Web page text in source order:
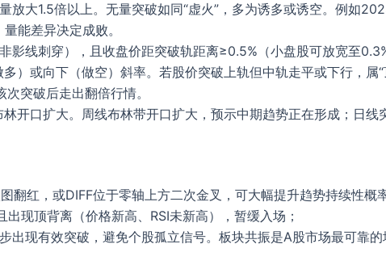
放大1.5倍以上。无量突破如同“虚火”，多为诱多或诱空。例如
能差异决定成败。
影线刺穿），且收盘价距突破轨距离≥0.5%（小盘股可放宽至
多）或向下（做空）斜率。若股价突破上轨但中轨走平或下行，
突破后走出翻倍行情。
林开口扩大。周线布林带开口扩大，预示中期趋势正在形成；日
翻红，或DIFF位于零轴上方二次金叉，可大幅提升趋势持续性概
现顶背离（价格新高、RSI未新高），暂缓入场；
出现有效突破，避免个股孤立信号。板块共振是A股市场最可靠的